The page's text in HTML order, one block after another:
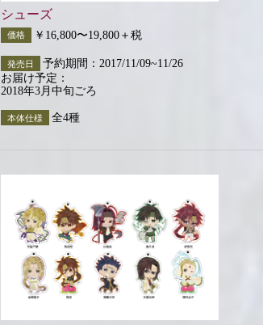
シューズ
価格 ￥16,800〜19,800＋税
発売日
予約期間：2017/11/09~11/26
お届け予定：
2018年3月中旬ごろ
本体仕様 全4種